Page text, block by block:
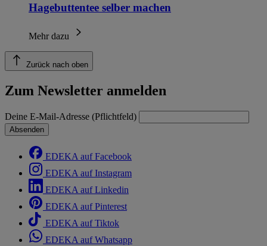
Hagebuttentee selber machen
Mehr dazu
Zurück nach oben
Zum Newsletter anmelden
Deine E-Mail-Adresse (Pflichtfeld)
Absenden
EDEKA auf Facebook
EDEKA auf Instagram
EDEKA auf Linkedin
EDEKA auf Pinterest
EDEKA auf Tiktok
EDEKA auf Whatsapp